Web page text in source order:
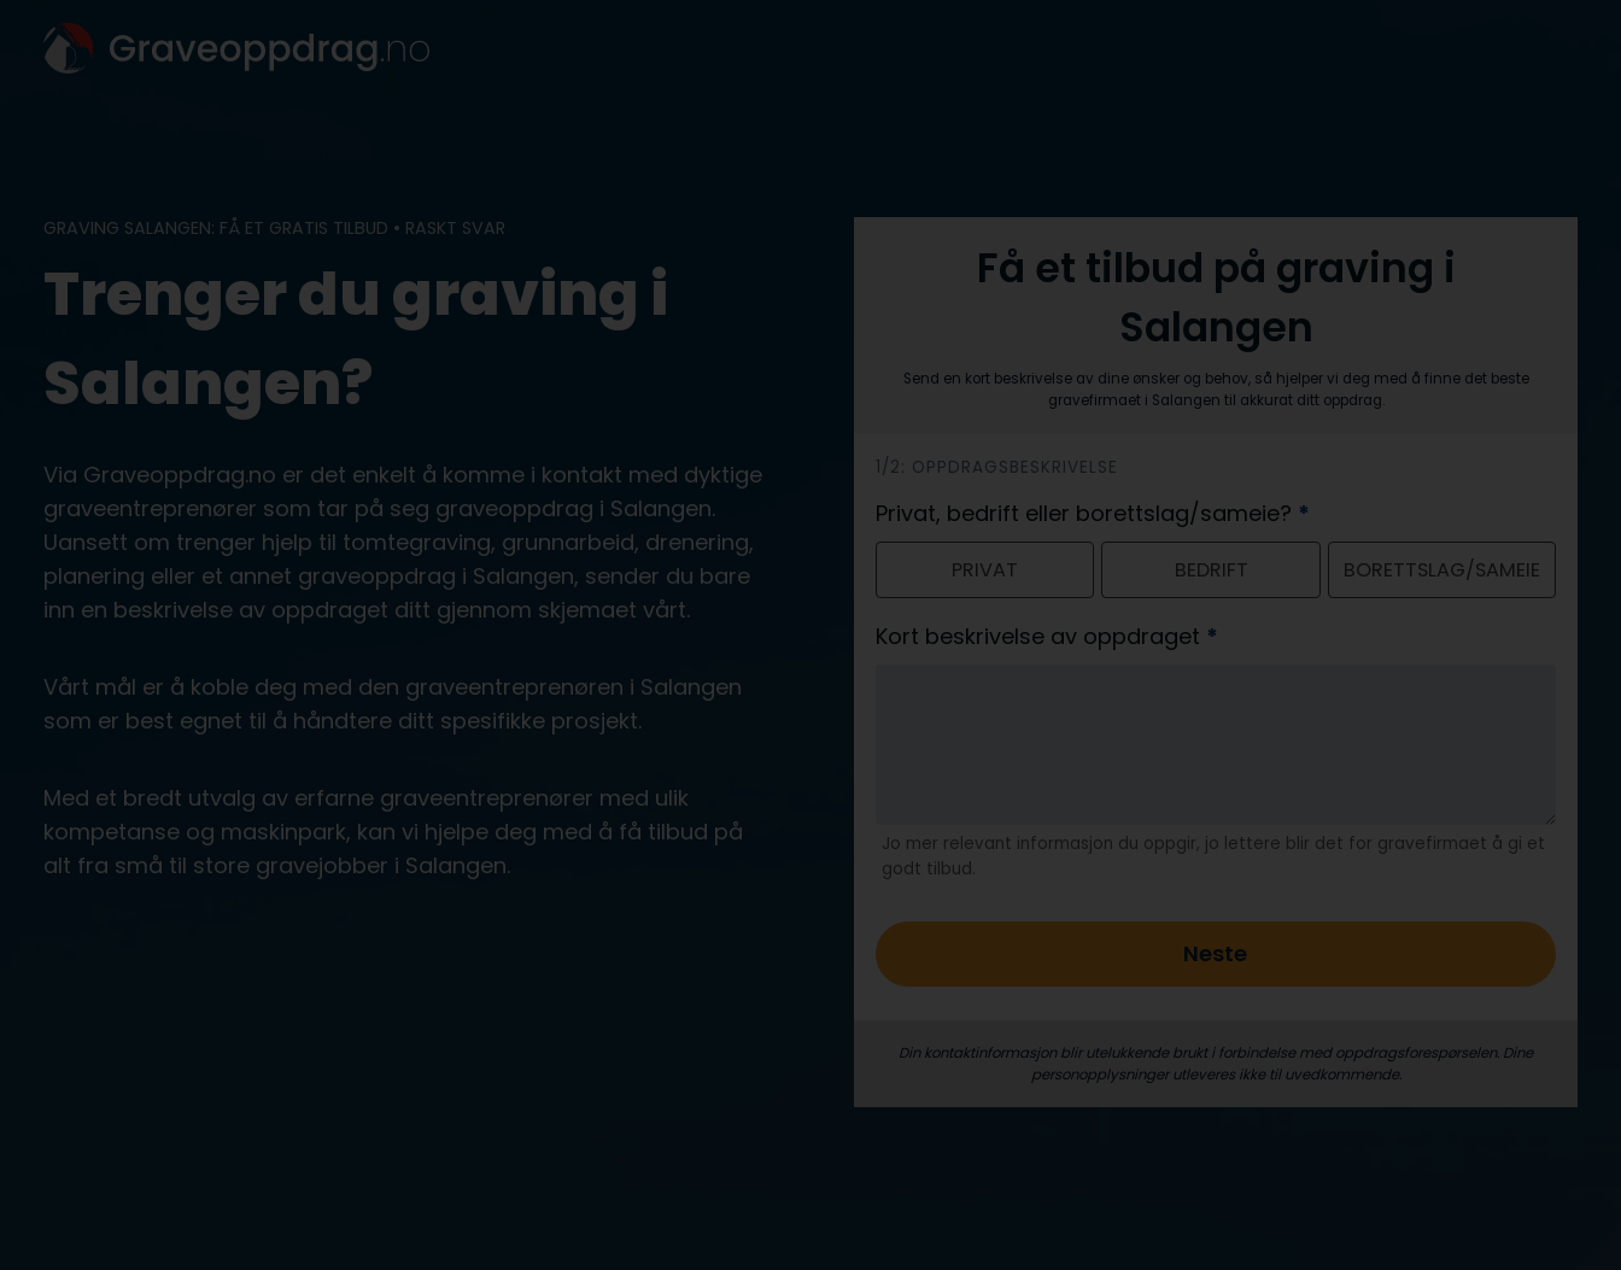
content
GRAVING SALANGEN: FÅ ET GRATIS TILBUD • RASKT SVAR
Trenger du graving i
Salangen?
Via Graveoppdrag.no er det enkelt å komme i kontakt med dyktige
graveentreprenører som tar på seg graveoppdrag i Salangen.
Uansett om trenger hjelp til tomtegraving, grunnarbeid, drenering,
planering eller et annet graveoppdrag i Salangen, sender du bare
inn en beskrivelse av oppdraget ditt gjennom skjemaet vårt.
Vårt mål er å koble deg med den graveentreprenøren i Salangen
som er best egnet til å håndtere ditt spesifikke prosjekt.
Med et bredt utvalg av erfarne graveentreprenører med ulik
kompetanse og maskinpark, kan vi hjelpe deg med å få tilbud på
alt fra små til store gravejobber i Salangen.
Få et tilbud på graving i
Salangen
Send en kort beskrivelse av dine ønsker og behov, så hjelper vi deg med å finne det beste
gravefirmaet i Salangen til akkurat ditt oppdrag.
h
e
r
1/2: OPPDRAGSBESKRIVELSE
Privat, bedrift eller borettslag/sameie? *
PRIVAT BEDRIFT BORETTSLAG/SAMEIE
Kort beskrivelse av oppdraget *
Jo mer relevant informasjon du oppgir, jo lettere blir det for gravefirmaet å gi et
godt tilbud.
Neste
Din kontaktinformasjon blir utelukkende brukt i forbindelse med oppdrags­forespørselen. Dine
person­­opplysninger utleveres ikke til uvedkommende.